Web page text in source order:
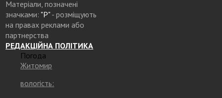
Матеріали, позначені
значками: "Р"- розміщують
на правах реклами або
партнерства
РЕДАКЦІЙНА ПОЛІТИКА
Погода
Житомир
вологість: